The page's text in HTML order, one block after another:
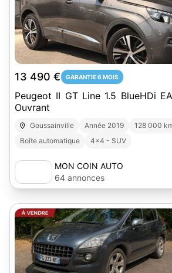
13 490 € GARANTIE 6 MOIS
Peugeot II GT Line 1.5 BlueHDi
Ouvrant
Goussainville Année 2019 128 000
Boîte automatique
4x4 - SUV
MON COIN AUTO
64 annonces